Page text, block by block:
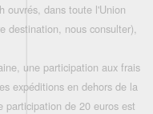
ouvrés, dans toute l'Union
destination, nous consulter),
une participation aux frais
expéditions en dehors de la
participation de 20 euros est